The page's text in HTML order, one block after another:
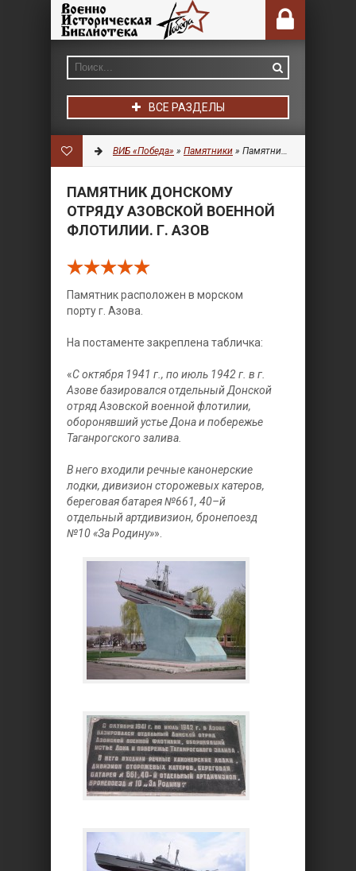
ВСЕ РАЗДЕЛЫ
ВИБ «Победа» » Памятники » Памятник Донскому Отряду Азовской Военной флотилии. г. Азов
ПАМЯТНИК ДОНСКОМУ
ОТРЯДУ АЗОВСКОЙ ВОЕННОЙ
ФЛОТИЛИИ. Г. АЗОВ
Памятник расположен в морском
порту г. Азова.
На постаменте закреплена табличка:
«С октября 1941 г., по июль 1942 г. в г.
Азове базировался отдельный Донской
отряд Азовской военной флотилии,
оборонявший устье Дона и побережье
Таганрогского залива.
В него входили речные канонерские
лодки, дивизион сторожевых катеров,
береговая батарея №661, 40–й
отдельный артдивизион, бронепоезд
№10 «За Родину»».